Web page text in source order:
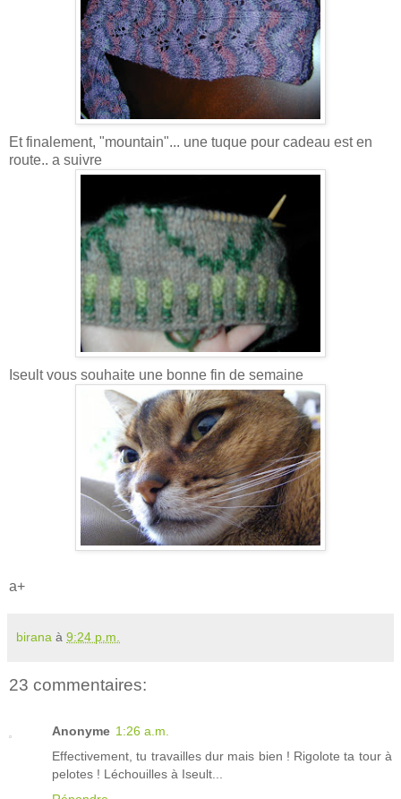
Et finalement, "mountain"... une tuque pour cadeau est en
route.. a suivre
Iseult vous souhaite une bonne fin de semaine
a+
birana à 9:24 p.m.
23 commentaires:
Anonyme 1:26 a.m.
Effectivement, tu travailles dur mais bien ! Rigolote ta tour à
pelotes ! Léchouilles à Iseult...